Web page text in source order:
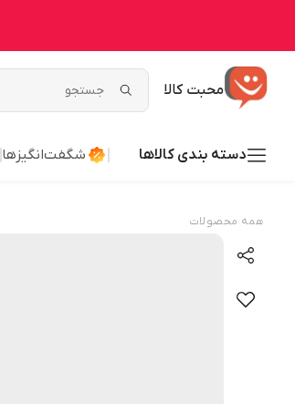
محبت کالا
دسته بندی کالاها شگفت‌انگیزها
همه محصولات